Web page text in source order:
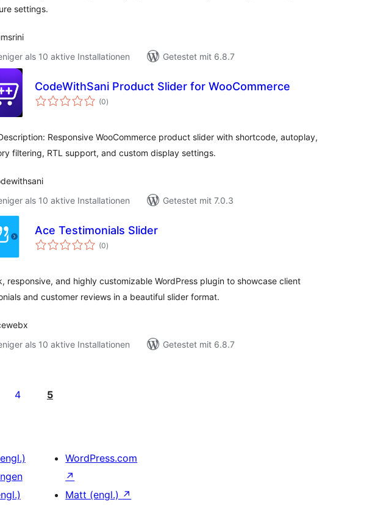
settings.
als 10 aktive Installationen
Getestet mit 6.8.7
CodeWithSani Product Slider for WooCommerce
(0Bewertungen
insgesamt
)
Responsive WooCommerce product slider with shortcode, autoplay,
filtering, RTL support, and custom display settings.
als 10 aktive Installationen
Getestet mit 7.0.3
Ace Testimonials Slider
(0Bewertungen
insgesamt
)
responsive, and highly customizable WordPress plugin to showcase client
and customer reviews in a beautiful slider format.
als 10 aktive Installationen
Getestet mit 6.8.7
4 5
WordPress.com
↗
Matt (engl.) ↗